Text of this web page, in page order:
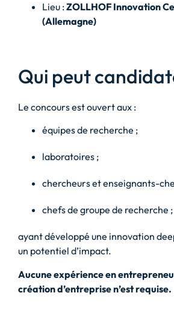
Lieu :ZOLLHOF Innovation
(Allemagne)
Qui peut
Le concours est ouvert aux :
équipes de recherche ;
laboratoires ;
chercheurs et enseignants-
chefs de groupe de recherche ;
ayant développé une innovation
un potentiel d’impact.
Aucune expérience en
création d’entreprise n’est requise.